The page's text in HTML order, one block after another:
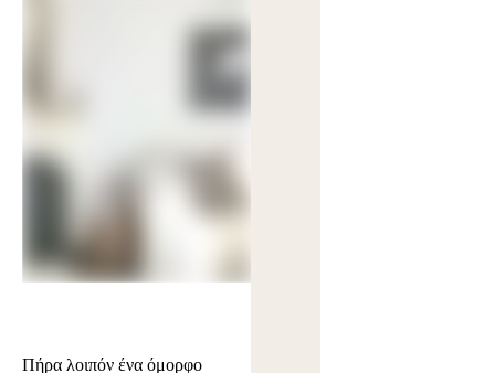
Πήρα λοιπόν ένα όμορφο